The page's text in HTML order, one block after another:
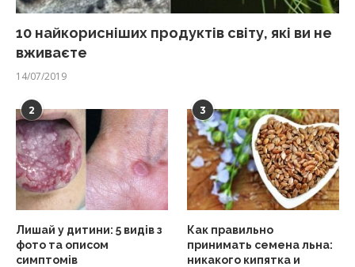
10 найкорисніших продуктів світу, які ви не
вживаєте
14/07/2019
2
Лишай у дитини: 5 видів з
фото та описом
симптомів
3
Как правильно
принимать семена льна:
никакого кипятка и